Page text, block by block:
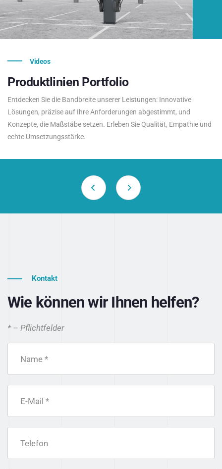
Videos
Produktlinien Portfolio
Entdecken Sie die Bandbreite unserer Leistungen: Innovative
Lösungen, präzise auf Ihre Anforderungen abgestimmt, und
Konzepte, die Maßstäbe setzen. Erleben Sie Qualität, Empathie und
echte Umsetzungsstärke.
Kontakt
Wie können wir Ihnen helfen?
* – Pflichtfelder
Name *
E-Mail *
Telefon